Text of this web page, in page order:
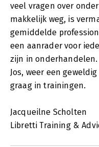
veel vragen over
makkelijk weg, is
gemiddelde
een aanrader voor
zijn in onderhandelen.
Jos, weer een
graag in trainingen.
Jacqueilne Scholten
Libretti Training &